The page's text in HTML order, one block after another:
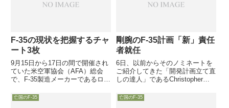
F-35の現状を把握するチャ
ート3枚
9月15日から17日の間で開催され
ていた米空軍協会（AFA）総会
で、F-35製造メーカーであるロッ
状」を示す3枚のチャートをプレ
ゼンに使用。「一目瞭然」なの
剛腕のF-35計画「新」責任
者就任
6日、以前からそのノミネートを
ご紹介してきた「開発計画立て直
しの達人」であるChristopher
計画室長に就任すると発表されま
した。
亡国のF-35 亡国のF-35